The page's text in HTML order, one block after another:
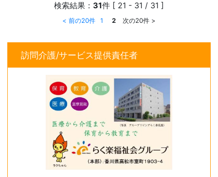
検索結果： 31件 [ 21 - 31 / 31 ]
< 前の20件 1 2 次の20件 >
訪問介護/サービス提供責任者